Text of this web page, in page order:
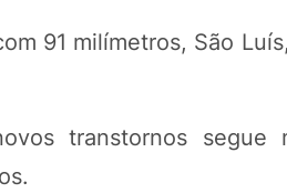
91 milímetros, São
transtornos segue